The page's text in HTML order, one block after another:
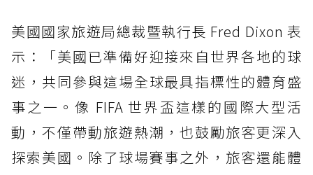
美國國家旅遊局總裁暨執行長 Fred Dixon 表
示：「美國已準備好迎接來自世界各地的球
迷，共同參與這場全球最具指標性的體育盛
事之一。像 FIFA 世界盃這樣的國際大型活
動，不僅帶動旅遊熱潮，也鼓勵旅客更深入
探索美國。除了球場賽事之外，旅客還能體